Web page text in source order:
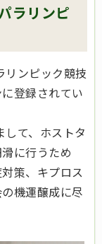
ラリンピ
リンピック競技
登録されてい
て、ホストタ
に行うため
策、キプロス
機運醸成に尽